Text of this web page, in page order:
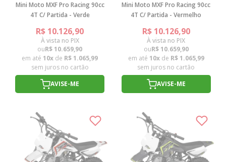
Mini Moto MXF Pro Racing 90cc
4T C/ Partida - Verde
R$ 10.126,90
À vista no PIX
ouR$ 10.659,90
em até 10x de R$ 1.065,99
sem juros no cartão
AVISE-ME
Mini Moto MXF Pro Racing 90cc
4T C/ Partida - Vermelho
R$ 10.126,90
À vista no PIX
ouR$ 10.659,90
em até 10xde R$ 1.065,99
sem juros no cartão
AVISE-ME